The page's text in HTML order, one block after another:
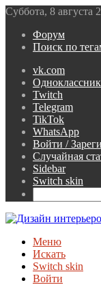
Суббота, 8 августа
Форум
Поиск по
vk.com
Twitch
Telegram
TikTok
WhatsApp
Войти /
Случайная
Sidebar
Switch skin
Меню
Искать
Switch skin
Войти